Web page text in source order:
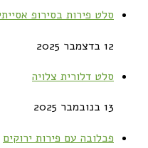
סלט פירות בסירופ
12 בדצמבר 2025
סלט דלורית צלויה
13 בנובמבר 2025
פבלובה עם פירות ירוקים